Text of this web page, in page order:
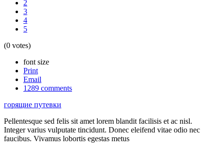
2
3
4
5
(0 votes)
font size
Print
Email
1289 comments
горящие путевки
Pellentesque sed felis sit amet lorem blandit facilisis et ac nisl.
Integer varius vulputate tincidunt. Donec eleifend vitae odio nec
faucibus. Vivamus lobortis egestas metus